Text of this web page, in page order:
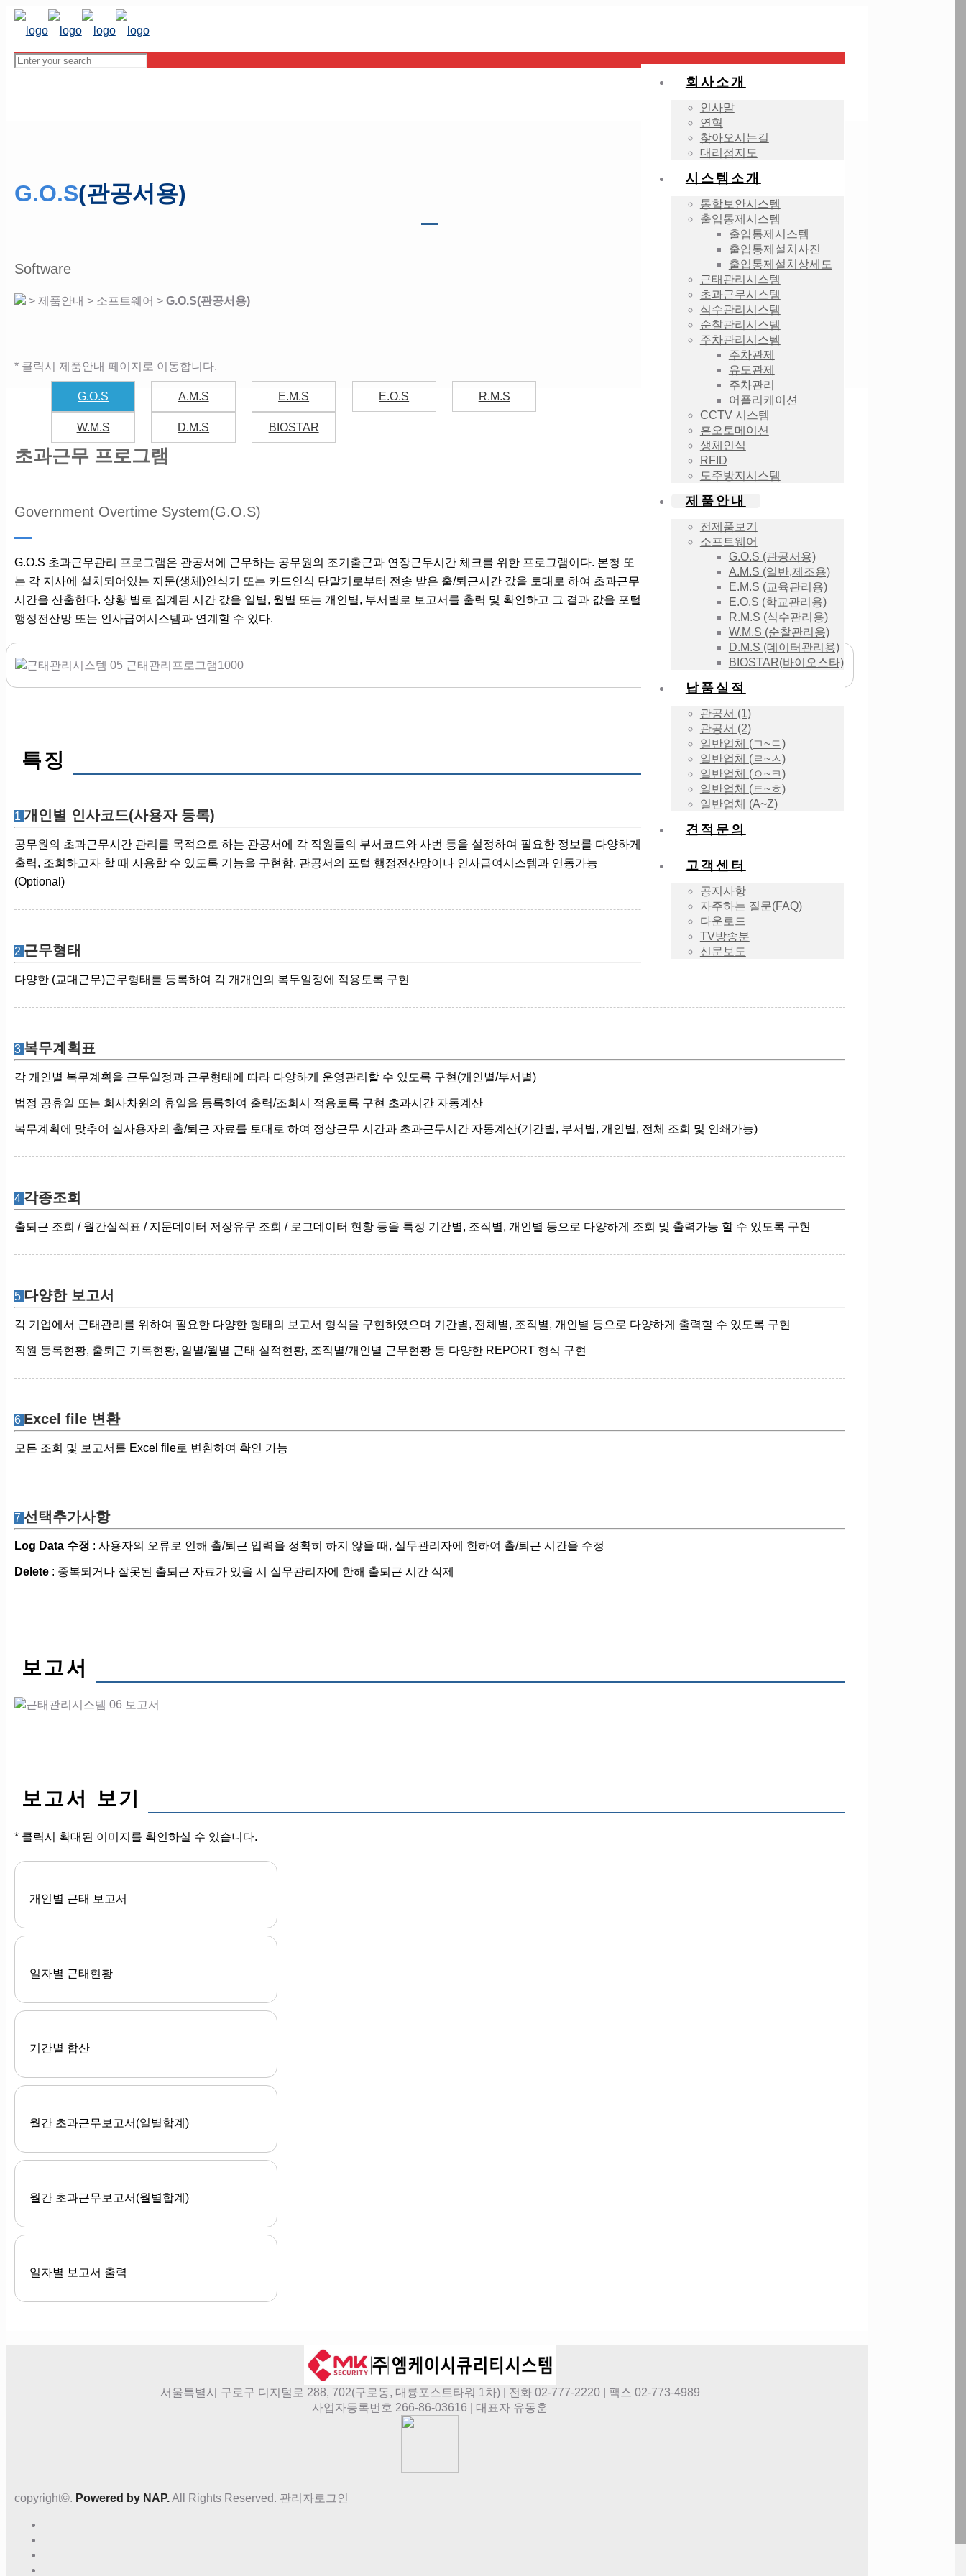
회사소개
인사말
연혁
찾아오시는길
대리점지도
시스템소개
통합보안시스템
출입통제시스템
출입통제시스템
출입통제설치사진
출입통제설치상세도
근태관리시스템
초과근무시스템
식수관리시스템
순찰관리시스템
주차관리시스템
주차관제
유도관제
주차관리
어플리케이션
CCTV 시스템
홈오토메이션
생체인식
RFID
도주방지시스템
제품안내
전제품보기
소프트웨어
G.O.S (관공서용)
A.M.S (일반,제조용)
E.M.S (교육관리용)
E.O.S (학교관리용)
R.M.S (식수관리용)
W.M.S (순찰관리용)
D.M.S (데이터관리용)
BIOSTAR(바이오스타)
납품실적
관공서 (1)
관공서 (2)
일반업체 (ㄱ~ㄷ)
일반업체 (ㄹ~ㅅ)
일반업체 (ㅇ~ㅋ)
일반업체 (ㅌ~ㅎ)
일반업체 (A~Z)
견적문의
고객센터
공지사항
자주하는 질문(FAQ)
다운로드
TV방송분
신문보도
G.O.S(관공서용)
Software
> 제품안내 > 소프트웨어 > G.O.S(관공서용)
* 클릭시 제품안내 페이지로 이동합니다.
G.O.S A.M.S E.M.S E.O.S R.M.S
W.M.S D.M.S BIOSTAR
초과근무 프로그램
Government Overtime System(G.O.S)
G.O.S 초과근무관리 프로그램은 관공서에 근무하는 공무원의 조기출근과 연장근무시간 체크를 위한 프로그램이다. 본청 또
는 각 지사에 설치되어있는 지문(생체)인식기 또는 카드인식 단말기로부터 전송 받은 출/퇴근시간 값을 토대로 하여 초과근무
시간을 산출한다. 상황 별로 집계된 시간 값을 일별, 월별 또는 개인별, 부서별로 보고서를 출력 및 확인하고 그 결과 값을 포털
행정전산망 또는 인사급여시스템과 연계할 수 있다.
특징
1 개인별 인사코드(사용자 등록)
공무원의 초과근무시간 관리를 목적으로 하는 관공서에 각 직원들의 부서코드와 사번 등을 설정하여 필요한 정보를 다양하게
출력, 조회하고자 할 때 사용할 수 있도록 기능을 구현함. 관공서의 포털 행정전산망이나 인사급여시스템과 연동가능
(Optional)
2 근무형태
다양한 (교대근무)근무형태를 등록하여 각 개개인의 복무일정에 적용토록 구현
3 복무계획표
각 개인별 복무계획을 근무일정과 근무형태에 따라 다양하게 운영관리할 수 있도록 구현(개인별/부서별)
법정 공휴일 또는 회사차원의 휴일을 등록하여 출력/조회시 적용토록 구현 초과시간 자동계산
복무계획에 맞추어 실사용자의 출/퇴근 자료를 토대로 하여 정상근무 시간과 초과근무시간 자동계산(기간별, 부서별, 개인별, 전체 조회 및 인쇄가능)
4 각종조회
출퇴근 조회 / 월간실적표 / 지문데이터 저장유무 조회 / 로그데이터 현황 등을 특정 기간별, 조직별, 개인별 등으로 다양하게 조회 및 출력가능 할 수 있도록 구현
5 다양한 보고서
각 기업에서 근태관리를 위하여 필요한 다양한 형태의 보고서 형식을 구현하였으며 기간별, 전체별, 조직별, 개인별 등으로 다양하게 출력할 수 있도록 구현
직원 등록현황, 출퇴근 기록현황, 일별/월별 근태 실적현황, 조직별/개인별 근무현황 등 다양한 REPORT 형식 구현
6 Excel file 변환
모든 조회 및 보고서를 Excel file로 변환하여 확인 가능
7 선택추가사항
Log Data 수정 : 사용자의 오류로 인해 출/퇴근 입력을 정확히 하지 않을 때, 실무관리자에 한하여 출/퇴근 시간을 수정
Delete: 중복되거나 잘못된 출퇴근 자료가 있을 시 실무관리자에 한해 출퇴근 시간 삭제
보고서
보고서 보기
* 클릭시 확대된 이미지를 확인하실 수 있습니다.
개인별 근태 보고서
일자별 근태현황
기간별 합산
월간 초과근무보고서(일별합계)
월간 초과근무보고서(월별합계)
일자별 보고서 출력
서울특별시 구로구 디지털로 288, 702(구로동, 대륭포스트타워 1차) | 전화 02-777-2220 | 팩스 02-773-4989
사업자등록번호 266-86-03616 | 대표자 유동훈
copyright©. Powered by NAP.All Rights Reserved. 관리자로그인